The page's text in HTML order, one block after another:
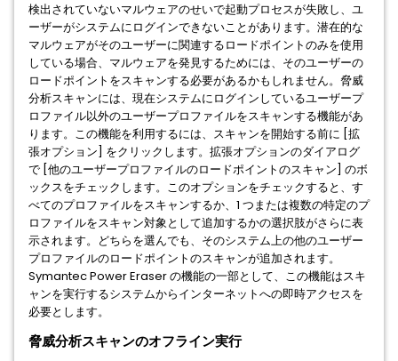
検出されていないマルウェアのせいで起動プロセスが失敗し、ユ
ーザーがシステムにログインできないことがあります。潜在的な
マルウェアがそのユーザーに関連するロードポイントのみを使用
している場合、マルウェアを発見するためには、そのユーザーの
ロードポイントをスキャンする必要があるかもしれません。脅威
分析スキャンには、現在システムにログインしているユーザープ
ロファイル以外のユーザープロファイルをスキャンする機能があ
ります。この機能を利用するには、スキャンを開始する前に [拡
張オプション] をクリックします。拡張オプションのダイアログ
で [他のユーザープロファイルのロードポイントのスキャン] のボ
ックスをチェックします。このオプションをチェックすると、す
べてのプロファイルをスキャンするか、1 つまたは複数の特定のプ
ロファイルをスキャン対象として追加するかの選択肢がさらに表
示されます。どちらを選んでも、そのシステム上の他のユーザー
プロファイルのロードポイントのスキャンが追加されます。
Symantec Power Eraser の機能の一部として、この機能はスキ
ャンを実行するシステムからインターネットへの即時アクセスを
必要とします。
脅威分析スキャンのオフライン実行